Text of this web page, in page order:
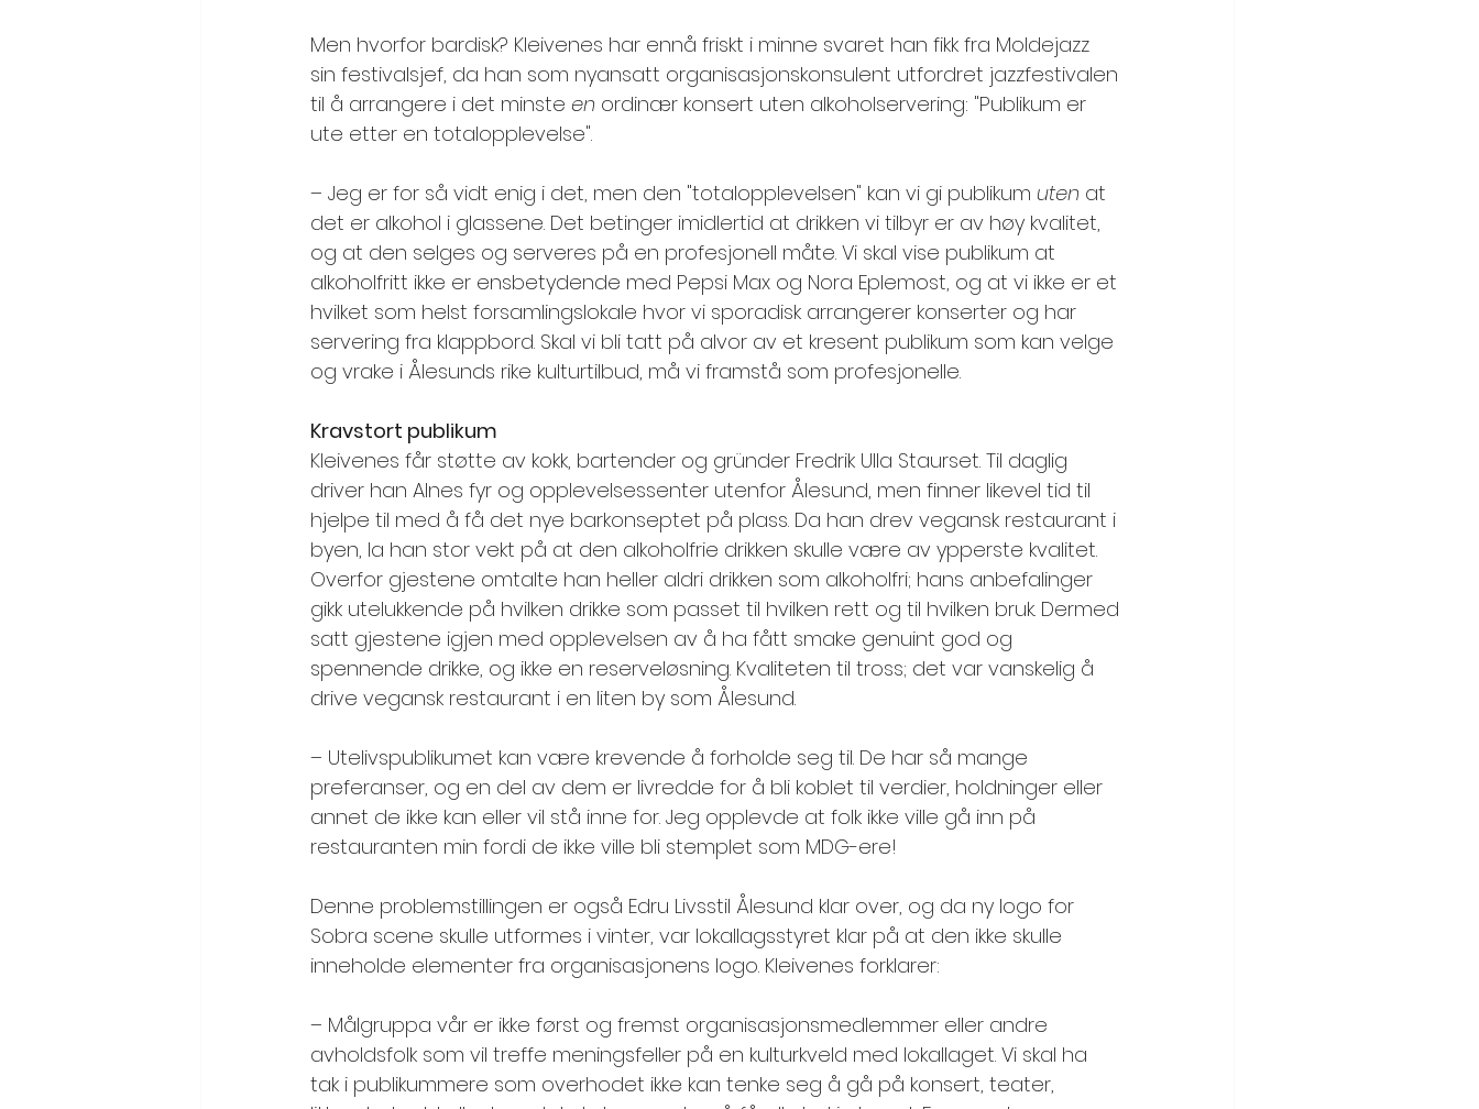
Men hvorfor bardisk? Kleivenes har ennå friskt i minne svaret han fikk fra Moldejazz
sin festivalsjef, da han som nyansatt organisasjonskonsulent utfordret jazzfestivalen
til å arrangere i det minste en ordinær konsert uten alkoholservering: "Publikum er
ute etter en totalopplevelse".
– Jeg er for så vidt enig i det, men den "totalopplevelsen" kan vi gi publikum uten at
det er alkohol i glassene. Det betinger imidlertid at drikken vi tilbyr er av høy kvalitet,
og at den selges og serveres på en profesjonell måte. Vi skal vise publikum at
alkoholfritt ikke er ensbetydende med Pepsi Max og Nora Eplemost, og at vi ikke er et
hvilket som helst forsamlingslokale hvor vi sporadisk arrangerer konserter og har
servering fra klappbord. Skal vi bli tatt på alvor av et kresent publikum som kan velge
og vrake i Ålesunds rike kulturtilbud, må vi framstå som profesjonelle.
Kravstort publikum
Kleivenes får støtte av kokk, bartender og gründer Fredrik Ulla Staurset. Til daglig
driver han Alnes fyr og opplevelsessenter utenfor Ålesund, men finner likevel tid til
hjelpe til med å få det nye barkonseptet på plass. Da han drev vegansk restaurant i
byen, la han stor vekt på at den alkoholfrie drikken skulle være av ypperste kvalitet.
Overfor gjestene omtalte han heller aldri drikken som alkoholfri; hans anbefalinger
gikk utelukkende på hvilken drikke som passet til hvilken rett og til hvilken bruk. Dermed
satt gjestene igjen med opplevelsen av å ha fått smake genuint god og
spennende drikke, og ikke en reserveløsning. Kvaliteten til tross; det var vanskelig å
drive vegansk restaurant i en liten by som Ålesund.
– Utelivspublikumet kan være krevende å forholde seg til. De har så mange
preferanser, og en del av dem er livredde for å bli koblet til verdier, holdninger eller
annet de ikke kan eller vil stå inne for. Jeg opplevde at folk ikke ville gå inn på
restauranten min fordi de ikke ville bli stemplet som MDG-ere!
Denne problemstillingen er også Edru Livsstil Ålesund klar over, og da ny logo for
Sobra scene skulle utformes i vinter, var lokallagsstyret klar på at den ikke skulle
inneholde elementer fra organisasjonens logo. Kleivenes forklarer:
– Målgruppa vår er ikke først og fremst organisasjonsmedlemmer eller andre
avholdsfolk som vil treffe meningsfeller på en kulturkveld med lokallaget. Vi skal ha
tak i publikummere som overhodet ikke kan tenke seg å gå på konsert, teater,